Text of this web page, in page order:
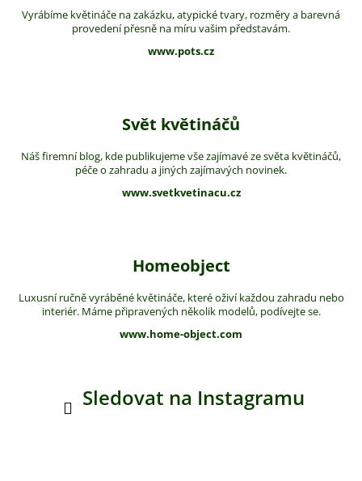
Vyrábíme květináče na zakázku, atypické tvary, rozměry a barevná
provedení přesně na míru vašim představám.
www.pots.cz
Svět květináčů
Náš firemní blog, kde publikujeme vše zajímavé ze světa květináčů,
péče o zahradu a jiných zajímavých novinek.
www.svetkvetinacu.cz
Homeobject
Luxusní ručně vyráběné květináče, které oživí každou zahradu nebo
interiér. Máme připravených několik modelů, podívejte se.
www.home-object.com
Sledovat na Instagramu